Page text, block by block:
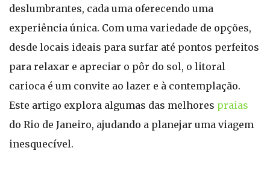
deslumbrantes, cada uma oferecendo uma
experiência única. Com uma variedade de opções,
desde locais ideais para surfar até pontos perfeitos
para relaxar e apreciar o pôr do sol, o litoral
carioca é um convite ao lazer e à contemplação.
Este artigo explora algumas das melhores praias
do Rio de Janeiro, ajudando a planejar uma viagem
inesquecível.